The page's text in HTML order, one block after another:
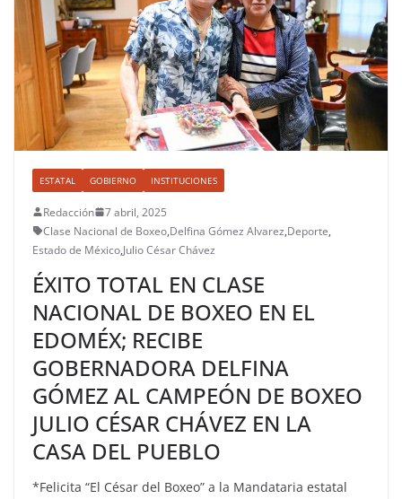
ESTATAL GOBIERNO INSTITUCIONES
Redacción
7 abril, 2025
Clase Nacional de Boxeo,Delfina Gómez Alvarez,Deporte,
Estado de México,Julio César Chávez
ÉXITO TOTAL EN CLASE
NACIONAL DE BOXEO EN EL
EDOMÉX; RECIBE
GOBERNADORA DELFINA
GÓMEZ AL CAMPEÓN DE BOXEO
JULIO CÉSAR CHÁVEZ EN LA
CASA DEL PUEBLO
*Felicita “El César del Boxeo” a la Mandataria estatal